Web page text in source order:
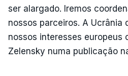
ser alargado. Iremos
nossos parceiros. A Ucrânia
nossos interesses europeus
Zelensky numa publicação